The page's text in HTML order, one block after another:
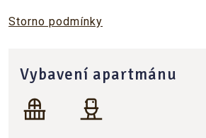
Storno podmínky
Vybavení apartmánu